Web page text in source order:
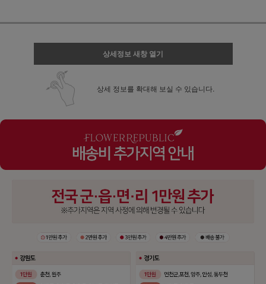
상세정보 새창 열기
상세 정보를 확대해 보실 수 있습니다.